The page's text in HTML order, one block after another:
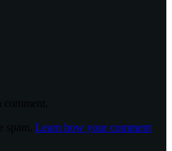
Learn how your comment